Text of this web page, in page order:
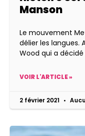
Manson
Le mouvement
délier les langues.
Wood qui a
VOIR L'ARTICLE »
2 février 2021